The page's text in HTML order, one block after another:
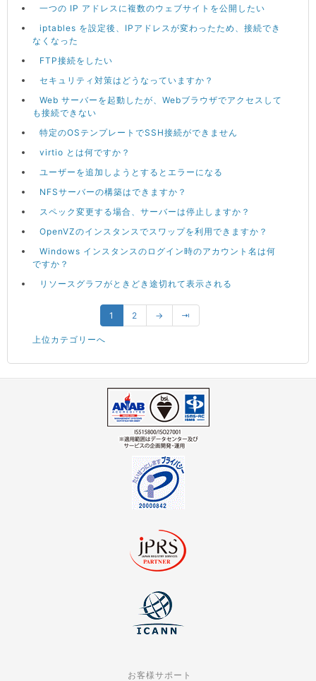
一つの IP アドレスに複数のウェブサイトを公開したい
iptables を設定後、IPアドレスが変わったため、接続でき
なくなった
FTP接続をしたい
セキュリティ対策はどうなっていますか？
Web サーバーを起動したが、Webブラウザでアクセスして
も接続できない
特定のOSテンプレートでSSH接続ができません
virtio とは何ですか？
ユーザーを追加しようとするとエラーになる
NFSサーバーの構築はできますか？
スペック変更する場合、サーバーは停止しますか？
OpenVZのインスタンスでスワップを利用できますか？
Windows インスタンスのログイン時のアカウント名は何
ですか？
リソースグラフがときどき途切れて表示される
1 2 → ⇥
上位カテゴリーへ
お客様サポート